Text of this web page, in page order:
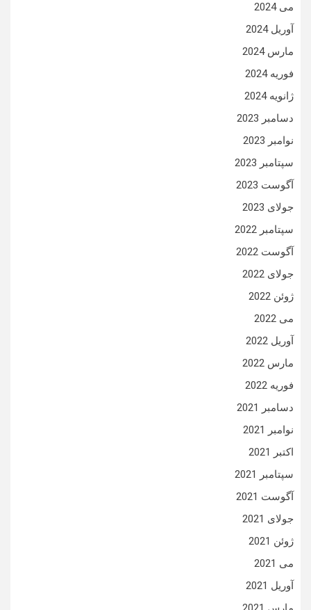
می 2024
آوریل 2024
مارس 2024
فوریه 2024
ژانویه 2024
دسامبر 2023
نوامبر 2023
سپتامبر 2023
آگوست 2023
جولای 2023
سپتامبر 2022
آگوست 2022
جولای 2022
ژوئن 2022
می 2022
آوریل 2022
مارس 2022
فوریه 2022
دسامبر 2021
نوامبر 2021
اکتبر 2021
سپتامبر 2021
آگوست 2021
جولای 2021
ژوئن 2021
می 2021
آوریل 2021